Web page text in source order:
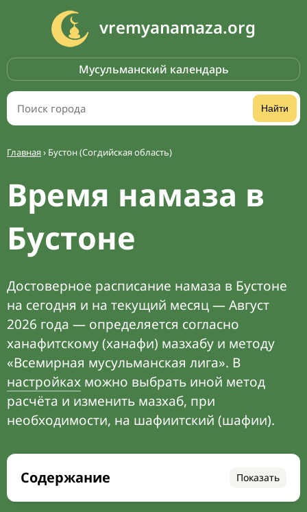
vremyanamaza.org
Мусульманский календарь
Найти
Главная› Бустон (Согдийская область)
Время намаза в
Бустоне
Достоверное расписание намаза в Бустоне
на сегодня и на текущий месяц — Август
2026 года — определяется согласно
ханафитскому (ханафи) мазхабу и методу
«Всемирная мусульманская лига». В
настройках можно выбрать иной метод
расчёта и изменить мазхаб, при
необходимости, на шафиитский (шафии).
Содержание Показать
Время намаза на сегодня